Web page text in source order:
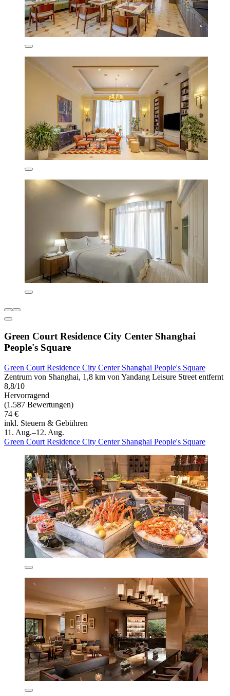
Green Court Residence City Center Shanghai
People's Square
Green Court Residence City Center Shanghai People's Square
Zentrum von Shanghai, 1,8 km von Yandang Leisure Street entfernt
8,8/10
Hervorragend
(1.587 Bewertungen)
74 €
inkl. Steuern & Gebühren
11. Aug.–12. Aug.
Green Court Residence City Center Shanghai People's Square